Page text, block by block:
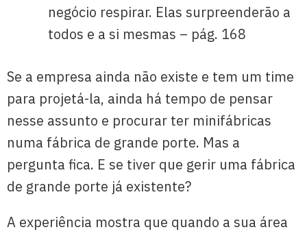
negócio respirar. Elas surpreenderão a
todos e a si mesmas – pág. 168
Se a empresa ainda não existe e tem um time
para projetá-la, ainda há tempo de pensar
nesse assunto e procurar ter minifábricas
numa fábrica de grande porte. Mas a
pergunta fica. E se tiver que gerir uma fábrica
de grande porte já existente?
A experiência mostra que quando a sua área